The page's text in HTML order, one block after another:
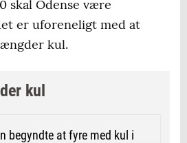
skal Odense være
er uforeneligt med at
kul.
kul
begyndte at fyre med kul i